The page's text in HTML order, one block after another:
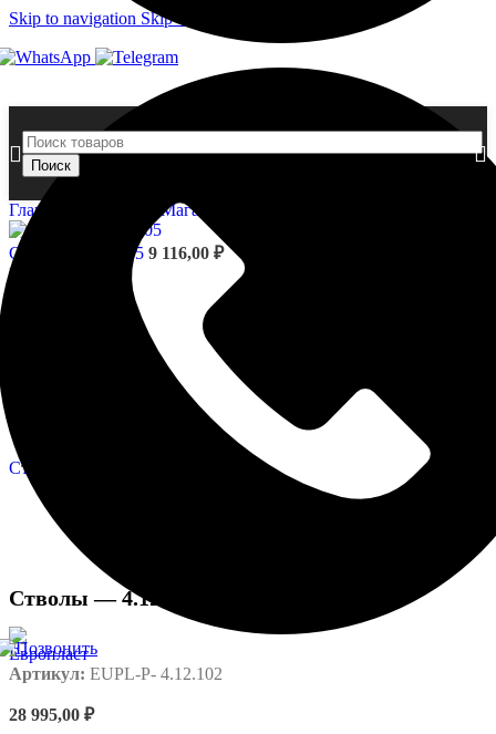
Skip to navigation Skip to main content
Поиск
Главная страница Магазин
Стволы - 4.12.005 9 116,00 ₽
Назад к товарам
Стволы - 4.12.201
Стволы — 4.12.102
Артикул: EUPL-P- 4.12.102
28 995,00 ₽